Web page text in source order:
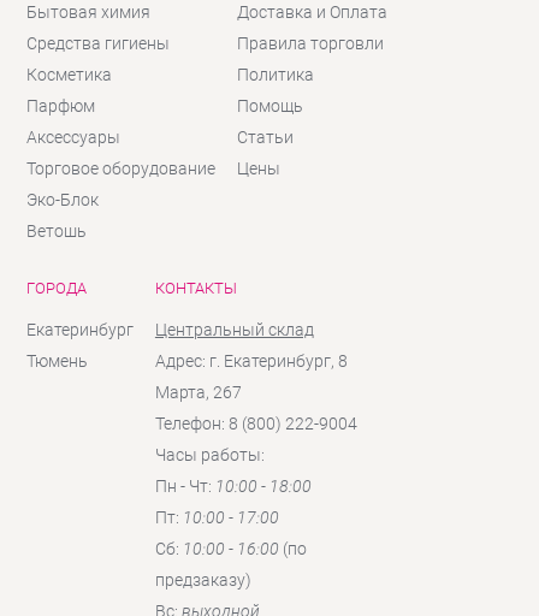
Бытовая химия
Средства гигиены
Косметика
Парфюм
Аксессуары
Торговое оборудование
Эко-Блок
Ветошь
Доставка и Оплата
Правила торговли
Политика
Помощь
Статьи
Цены
ГОРОДА
Екатеринбург
Тюмень
КОНТАКТЫ
Центральный склад
Адрес: г. Екатеринбург, 8
Марта, 267
Телефон: 8 (800) 222-9004
Часы работы:
Пн - Чт: 10:00 - 18:00
Пт: 10:00 - 17:00
Сб: 10:00 - 16:00 (по
предзаказу)
Вc: выходной